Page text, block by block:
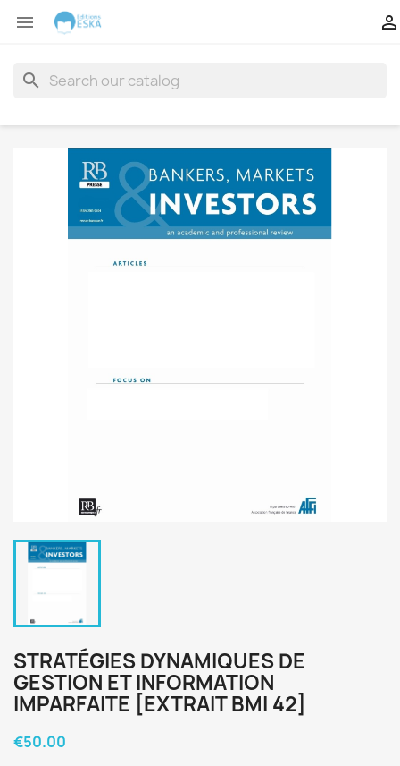
 
search
STRATÉGIES DYNAMIQUES DE
GESTION ET INFORMATION
IMPARFAITE [EXTRAIT BMI 42]
€50.00